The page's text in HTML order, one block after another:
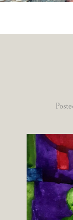
IMPRESSUM &